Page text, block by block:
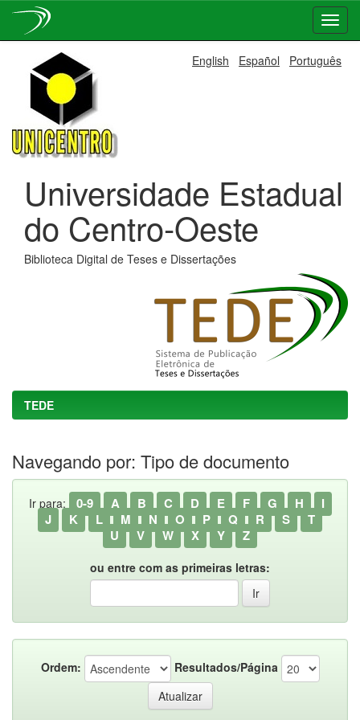
navigation
English Español Português
Universidade Estadual
do Centro-Oeste
Biblioteca Digital de Teses e Dissertações
TEDE
Navegando por: Tipo de documento
Ir para: 0-9 A B C D E F G H
I
J
K L M N O P Q R S
T
U
V W X Y Z
ou entre com as primeiras letras:
Ordem: Resultados/Página